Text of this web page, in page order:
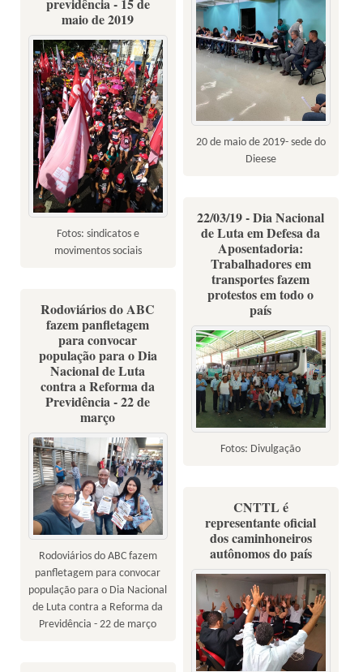
20 de maio de 2019- sede do
Dieese
maio de 2019
Fotos: sindicatos e
movimentos sociais
22/03/19 - Dia Nacional
de Luta em Defesa da
Aposentadoria:
Trabalhadores em
transportes fazem
protestos em todo o
país
Fotos: Divulgação
Rodoviários do ABC
fazem panfletagem
para convocar
população para o Dia
Nacional de Luta
contra a Reforma da
Previdência - 22 de
março
Rodoviários do ABC fazem
panfletagem para convocar
população para o Dia Nacional
de Luta contra a Reforma da
Previdência - 22 de março
CNTTL é
representante oficial
dos caminhoneiros
autônomos do país